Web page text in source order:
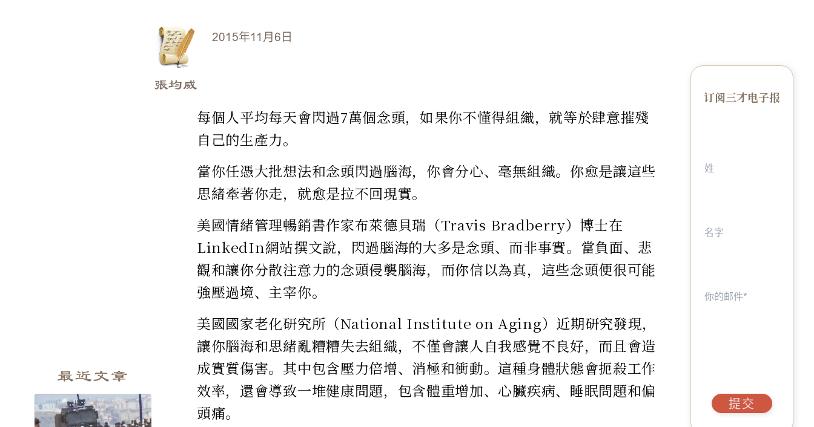
最近文章
2015年11月6日
張均威
每個人平均每天會閃過7萬個念頭，如果你不懂得組織，就等於肆意摧殘
自己的生產力。
當你任憑大批想法和念頭閃過腦海，你會分心、毫無組織。你愈是讓這些
思緒牽著你走，就愈是拉不回現實。
美國情緒管理暢銷書作家布萊德貝瑞（Travis Bradberry）博士在
LinkedIn網站撰文說，閃過腦海的大多是念頭、而非事實。當負面、悲
觀和讓你分散注意力的念頭侵襲腦海，而你信以為真，這些念頭便很可能
強壓過境、主宰你。
美國國家老化研究所（National Institute on Aging）近期研究發現，
讓你腦海和思緒亂糟糟失去組織，不僅會讓人自我感覺不良好，而且會造
成實質傷害。其中包含壓力倍增、消極和衝動。這種身體狀態會扼殺工作
效率，還會導致一堆健康問題，包含體重增加、心臟疾病、睡眠問題和偏
頭痛。
订阅三才电子报
提交